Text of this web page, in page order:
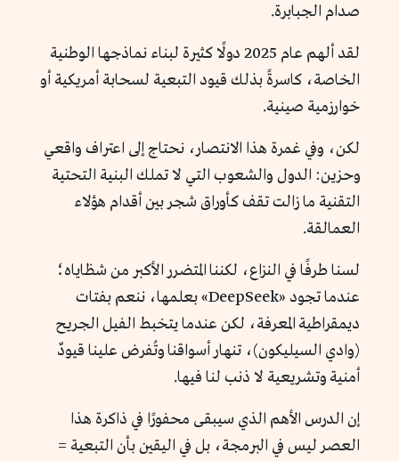
صدام الجبابرة.
لقد ألهم عام 2025 دولًا كثيرة لبناء نماذجها الوطنية
الخاصة، كاسرةً بذلك قيود التبعية لسحابة أمريكية أو
خوارزمية صينية.
لكن، وفي غمرة هذا الانتصار، نحتاج إلى اعتراف واقعي
وحزين: الدول والشعوب التي لا تملك البنية التحتية
التقنية ما زالت تقف كأوراق شجر بين أقدام هؤلاء
العمالقة.
لسنا طرفًا في النزاع، لكننا المتضرر الأكبر من شظاياه؛
عندما تجود «DeepSeek» بعلمها، ننعم بفتات
ديمقراطية المعرفة، لكن عندما يتخبط الفيل الجريح
(وادي السيليكون)، تنهار أسواقنا وتُفرض علينا قيودٌ
أمنية وتشريعية لا ذنب لنا فيها.
إن الدرس الأهم الذي سيبقى محفورًا في ذاكرة هذا
العصر ليس في البرمجة، بل في اليقين بأن التبعية =